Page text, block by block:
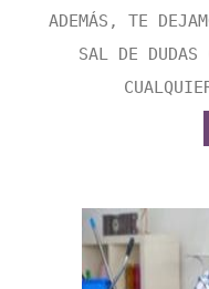
ADEMÁS, TE
SAL DE DUDAS